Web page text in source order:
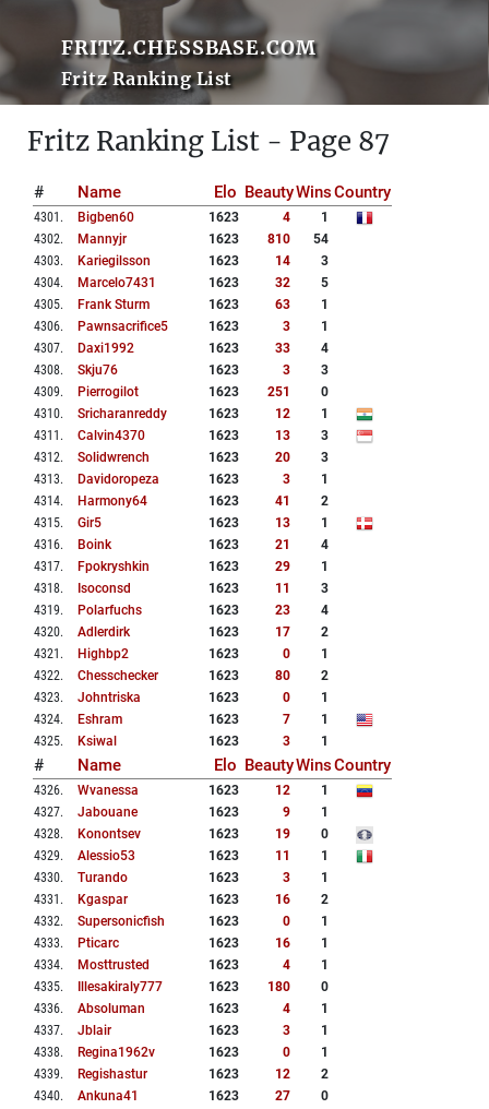
FRITZ.CHESSBASE.COM
Fritz Ranking List
Fritz Ranking List - Page 87
# Name Elo BeautyWinsCountry
4301 . Bigben60 1623 4
1
4302. Mannyjr 1623 810
54
4303. Kariegilsson 1623 14
3
4304. Marcelo7431 1623 32
5
4305. Frank Sturm 1623 63
1
4306. Pawnsacrifice5 1623 3
1
4307. Daxi1992 1623 33
4
4308. Skju76 1623 3
3
4309. Pierrogilot 1623 251
0
4310. Sricharanreddy 1623 12
1
4311 . Calvin4370 1623 13
3
4312. Solidwrench 1623 20
3
4313. Davidoropeza 1623 3
1
4314. Harmony64 1623 41
2
4315. Gir5 1623 13
1
4316. Boink 1623 21
4
4317. Fpokryshkin 1623 29
1
4318. Isoconsd 1623 11
3
4319. Polarfuchs 1623 23
4
4320. Adlerdirk 1623 17
2
4321 . Highbp2 1623 0
1
4322. Chesschecker 1623 80
2
4323. Johntriska 1623 0
1
4324. Eshram 1623 7
1
4325. Ksiwal 1623 3 1
# Name Elo BeautyWinsCountry
4326. Wvanessa 1623 12
1
4327. Jabouane 1623 9
1
4328. Konontsev 1623 19
0
4329. Alessio53 1623 11
1
4330. Turando 1623 3
1
4331 . Kgaspar 1623 16
2
4332. Supersonicfish 1623 0
1
4333. Pticarc 1623 16
1
4334. Mosttrusted 1623 4
1
4335. Illesakiraly777 1623 180
0
4336. Absoluman 1623 4
1
4337. Jblair 1623 3
1
4338. Regina1962v 1623 0
1
4339. Regishastur 1623 12
2
4340. Ankuna41 1623 27
0